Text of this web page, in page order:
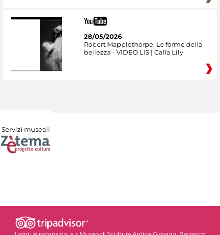
28/05/2026
Robert Mapplethorpe. Le forme della
bellezza - VIDEO LIS | Calla Lily
Servizi museali